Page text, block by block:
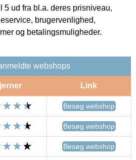
5 ud fra bl.a. deres prisniveau,
brugervenlighed,
og betalingsmuligheder.
webshops
Link
Besøg webshop
Besøg webshop
Besøg webshop